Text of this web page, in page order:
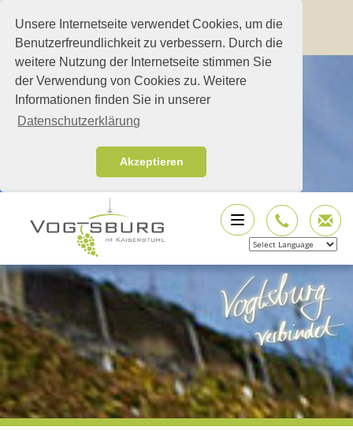
Unsere Internetseite verwendet Cookies, um die
Benutzerfreundlichkeit zu verbessern. Durch die
weitere Nutzung der Internetseite stimmen Sie
der Verwendung von Cookies zu. Weitere
Informationen finden Sie in unserer
Datenschutzerklärung
Akzeptieren